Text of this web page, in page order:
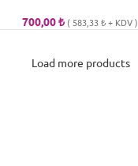
700,00₺ ( 583,33₺+ KDV )
Load more products